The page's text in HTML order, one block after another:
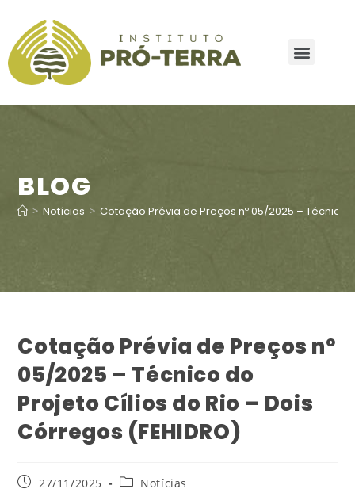
BLOG
> Notícias > Cotação Prévia de Preços nº 05/2025 – Técnico
Cotação Prévia de Preços nº
05/2025 – Técnico do
Projeto Cílios do Rio – Dois
Córregos (FEHIDRO)
27/11/2025 Notícias